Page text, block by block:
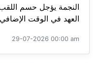
النجمة يؤجل حسم
العهد في الوقت الإضافي 2-1، في الجولة ال...
29-07-2026 00:00 am